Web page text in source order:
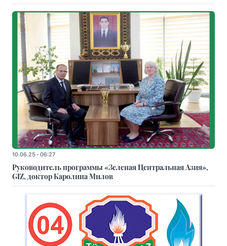
10.06.25 - 06:27
Руководитель программы «Зеленая Центральная Азия»,
GIZ, доктор Каролина Милов